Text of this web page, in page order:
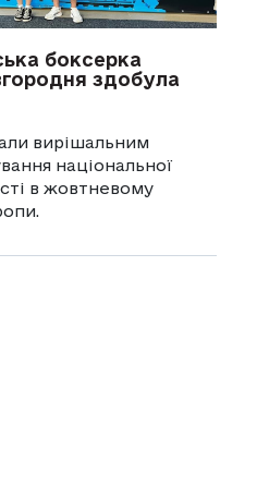
боксерка
здобула
вирішальним
національної
в жовтневому